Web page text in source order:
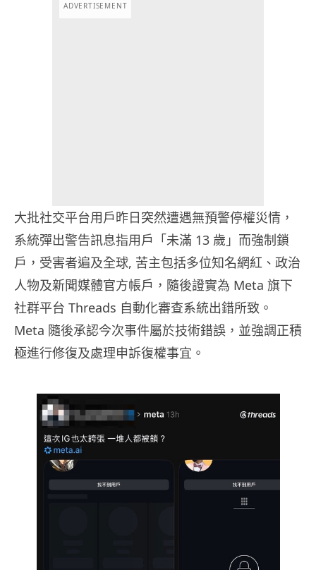
ADVERTISEMENT
大批社交平台用戶昨日突然遭遇無預警停權災情，
系統彈出警告訊息指用戶「未滿 13 歲」而強制鎖
戶，受害者遍及全球, 苦主包括多位知名網紅、政治
人物及新聞媒體官方帳戶，隨後證實為 Meta 旗下
社群平台 Threads 自動化審查系統出錯所致。
Meta 隨後承認今次事件屬於技術錯誤，並強調正積
極進行修復及處理申訴復權事宜。